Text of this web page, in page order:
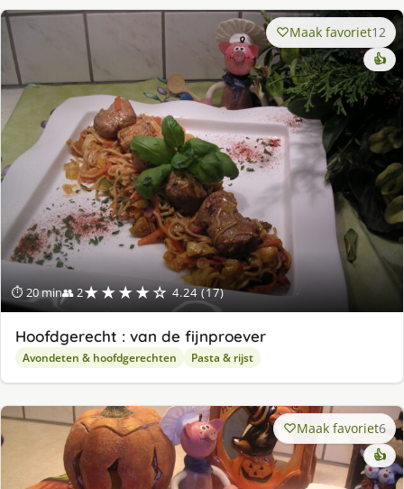
⏱ 20 min👥 2★★★★☆ 4.24 (17)
Maak favoriet12
👍
Hoofdgerecht : van de fijnproever
Avondeten & hoofdgerechten Pasta & rijst
Maak favoriet6
👍